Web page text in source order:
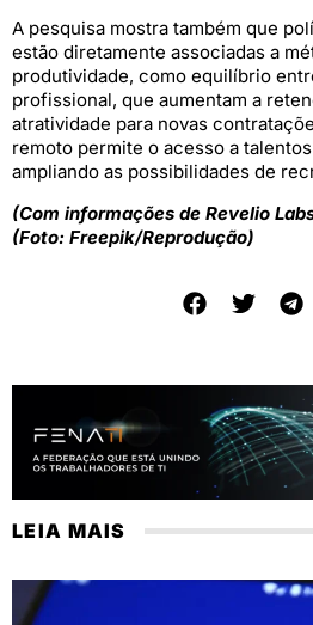
A pesquisa mostra também que
estão diretamente associadas a
produtividade, como equilíbrio
profissional, que aumentam a
atratividade para novas
remoto permite o acesso a
ampliando as possibilidades de
(Com informações de Revelio
(Foto: Freepik/Reprodução)
LEIA MAIS